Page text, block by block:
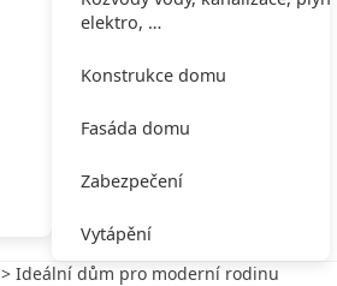
elektro, …
Konstrukce domu
Fasáda domu
Zabezpečení
Vytápění
> Ideální dům pro moderní rodinu